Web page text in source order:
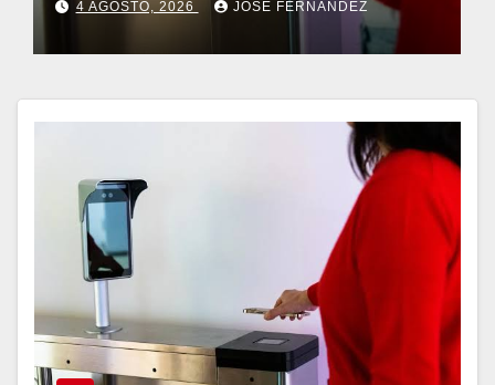
4 AGOSTO, 2026 JOSE FERNANDEZ